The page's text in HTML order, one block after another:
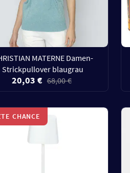
MATERNE Damen-
Strickpullover blaugrau
20,03 € 68,00 €
CHANCE